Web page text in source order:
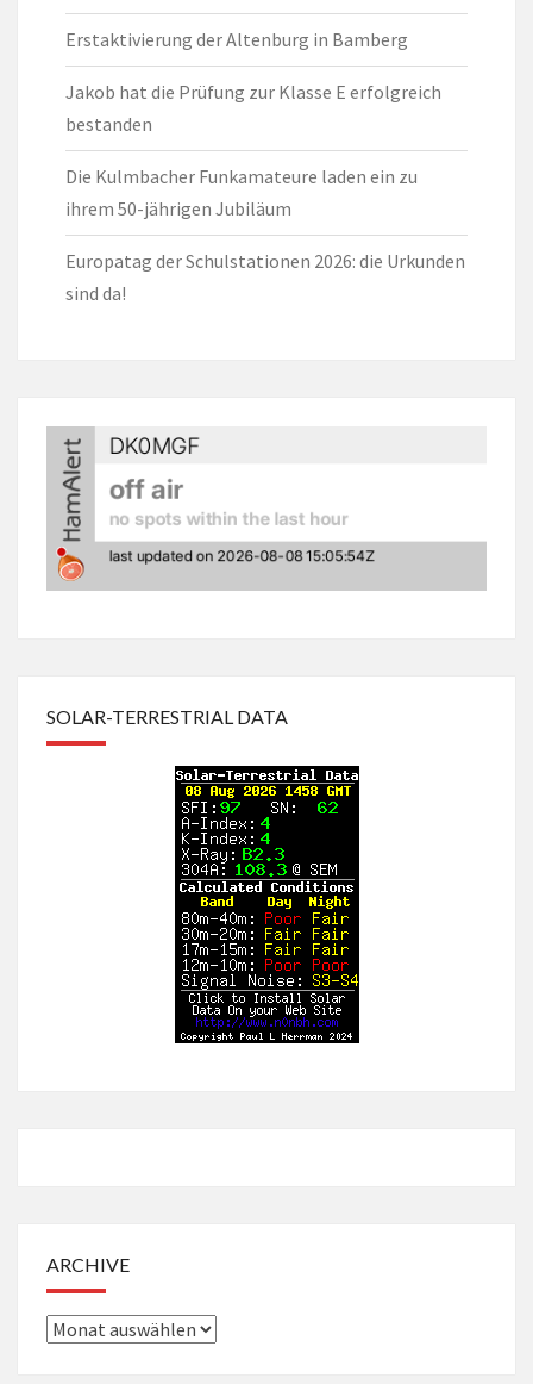
Erstaktivierung der Altenburg in Bamberg
Jakob hat die Prüfung zur Klasse E erfolgreich
bestanden
Die Kulmbacher Funkamateure laden ein zu
ihrem 50-jährigen Jubiläum
Europatag der Schulstationen 2026: die Urkunden
sind da!
SOLAR-TERRESTRIAL DATA
ARCHIVE
Archive